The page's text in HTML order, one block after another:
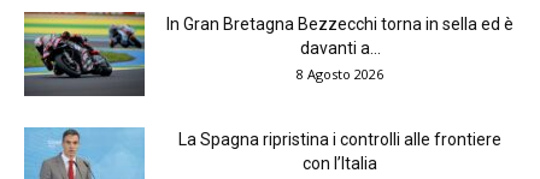
In Gran Bretagna Bezzecchi torna in sella ed è
davanti a...
8 Agosto 2026
La Spagna ripristina i controlli alle frontiere
con l’Italia